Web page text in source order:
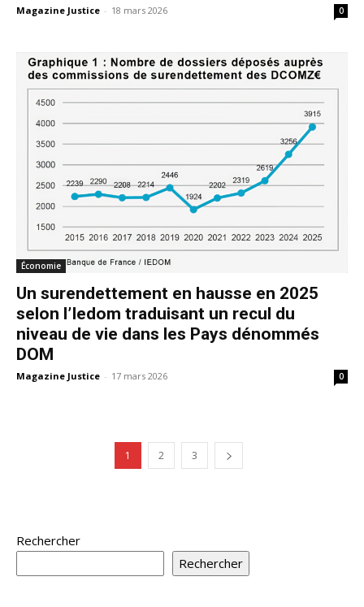
Magazine Justice - 18 mars 2026 0
Économie
Un surendettement en hausse en 2025
selon l’Iedom traduisant un recul du
niveau de vie dans les Pays dénommés
DOM
Magazine Justice - 17 mars 2026 0
1 2 3
Rechercher
Rechercher